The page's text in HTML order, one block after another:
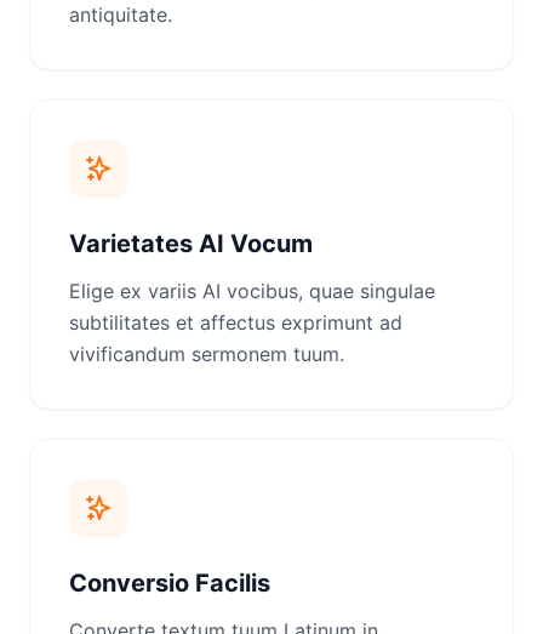
antiquitate.
Varietates AI Vocum
Elige ex variis AI vocibus, quae singulae
subtilitates et affectus exprimunt ad
vivificandum sermonem tuum.
Conversio Facilis